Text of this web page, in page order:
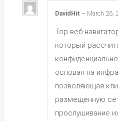
DavidHit – March 26,
Тор веб-
который
основан на
позволяющая
размещенную
прослушивание